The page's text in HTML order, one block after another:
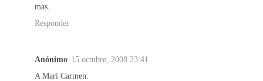
mas.
Responder
Anónimo 15 octubre, 2008 23:41
A Mari Carmen: